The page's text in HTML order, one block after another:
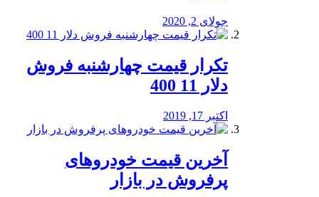
جولای 2, 2020
تکرار قیمت چهارشنبه فروش
دلار 11 400
اکتبر 17, 2019
آخرین قیمت خودرو‌های
پرفروش در بازار